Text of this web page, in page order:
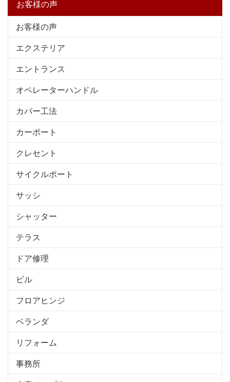
お客様の声
お客様の声
エクステリア
エントランス
オペレーターハンドル
カバー工法
カーポート
クレセント
サイクルポート
サッシ
シャッター
テラス
ドア修理
ビル
フロアヒンジ
ベランダ
リフォーム
事務所